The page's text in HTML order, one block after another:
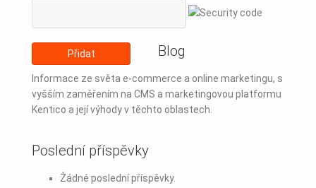
Blog
Informace ze světa e-commerce a online marketingu, s
vyšším zaměřením na CMS a marketingovou platformu
Kentico a její výhody v těchto oblastech.
Poslední příspěvky
Žádné poslední příspěvky.